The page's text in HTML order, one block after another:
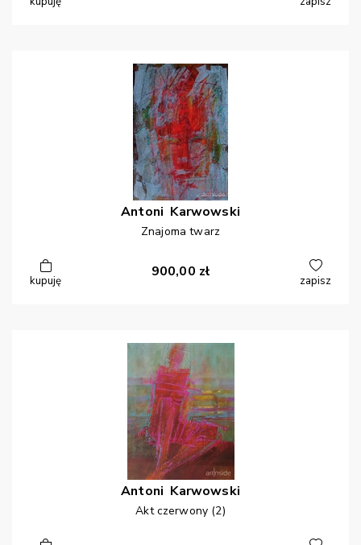
Antoni Karwowski
Znajoma twarz
kupuję
900,00 zł
zapisz
Antoni Karwowski
Akt czerwony (2)